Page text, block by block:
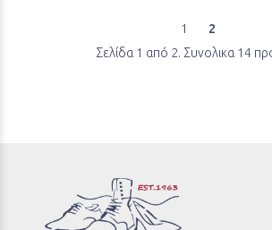
1
2
Σελίδα 1 από 2. Συνολικα 14